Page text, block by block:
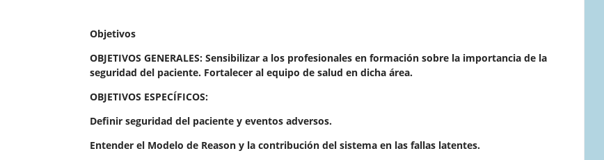
Objetivos
OBJETIVOS GENERALES: Sensibilizar a los profesionales en formación sobre la importancia de la
seguridad del paciente. Fortalecer al equipo de salud en dicha área.
OBJETIVOS ESPECÍFICOS:
Definir seguridad del paciente y eventos adversos.
Entender el Modelo de Reason y la contribución del sistema en las fallas latentes.